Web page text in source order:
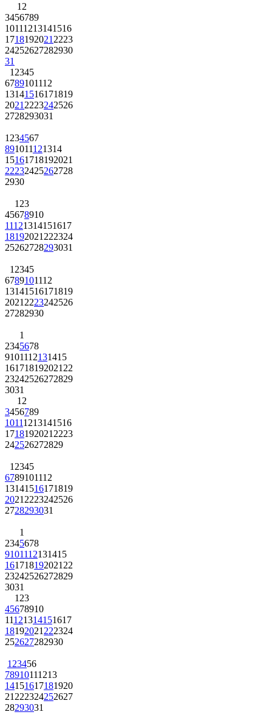
1 2
3456789
10111213141516
1718192021 2223
24252627282930
31
1 2345
6789101112
13141516171819
2021 2223242526
2728293031
1 234567
891011121314
15161718192021
22232425262728
2930
1 23
45678910
11121314151617
18192021 222324
25262728293031
1 2345
6789101112
13141516171819
2021 2223242526
27282930
1
2345678
9101112131415
161718192021 22
23242526272829
3031
1 2
3456789
10111213141516
1718192021 2223
242526272829
1 2345
6789101112
13141516171819
2021 2223242526
2728293031
1
2345678
9101112131415
161718192021 22
23242526272829
3031
1 23
45678910
11121314151617
18192021 222324
252627282930
1 23456
78910111213
14151617181920
21 222324252627
28293031